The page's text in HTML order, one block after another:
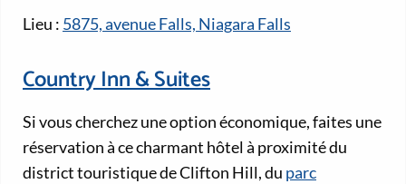
Lieu : 5875, avenue Falls, Niagara Falls
Country Inn & Suites
Si vous cherchez une option économique, faites une
réservation à ce charmant hôtel à proximité du
district touristique de Clifton Hill, du parc